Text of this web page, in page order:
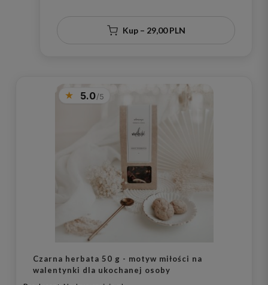
Kup – 29,00 PLN
5.0
Czarna herbata 50 g - motyw miłości na
walentynki dla ukochanej osoby